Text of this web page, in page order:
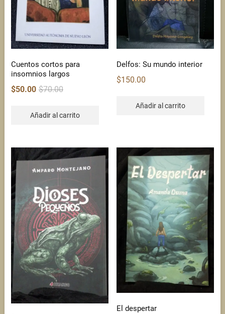
Cuentos cortos para
insomnios largos
$70.00Original
$70.00.
$50.00
Current
$50.00.
Añadir al carrito
Delfos: Su mundo interior
$150.00
Añadir al carrito
El despertar